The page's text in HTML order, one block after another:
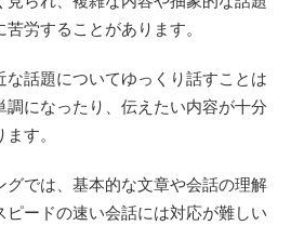
労することがあります。
な話題についてゆっくり話すことは
調になったり、伝えたい内容が十分
す。
グでは、基本的な文章や会話の理解
ピードの速い会話には対応が難しい